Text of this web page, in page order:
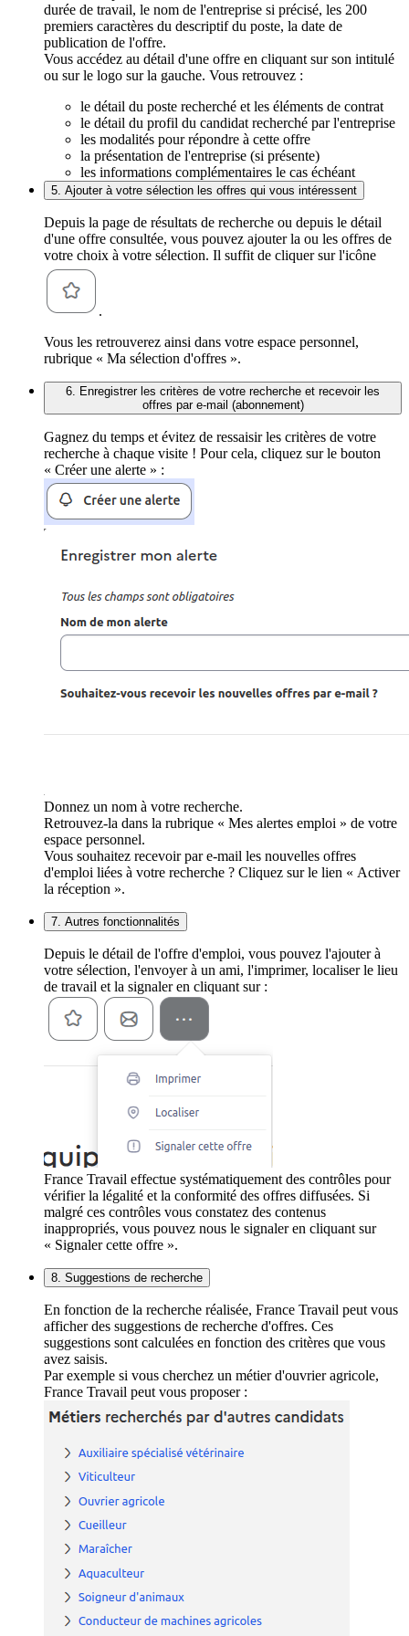
durée de travail, le nom de l'entreprise si précisé, les 200
premiers caractères du descriptif du poste, la date de
publication de l'offre.
Vous accédez au détail d'une offre en cliquant sur son intitulé
ou sur le logo sur la gauche. Vous retrouvez :
le détail du poste recherché et les éléments de contrat
le détail du profil du candidat recherché par l'entreprise
les modalités pour répondre à cette offre
la présentation de l'entreprise (si présente)
les informations complémentaires le cas échéant
5. Ajouter à votre sélection les offres qui vous intéressent
Depuis la page de résultats de recherche ou depuis le détail
d'une offre consultée, vous pouvez ajouter la ou les offres de
votre choix à votre sélection. Il suffit de cliquer sur l'icône
.
Vous les retrouverez ainsi dans votre espace personnel,
rubrique « Ma sélection d'offres ».
6. Enregistrer les critères de votre recherche et recevoir les
offres par e-mail (abonnement)
Gagnez du temps et évitez de ressaisir les critères de votre
recherche à chaque visite ! Pour cela, cliquez sur le bouton
« Créer une alerte » :
Donnez un nom à votre recherche.
Retrouvez-la dans la rubrique « Mes alertes emploi » de votre
espace personnel.
Vous souhaitez recevoir par e-mail les nouvelles offres
d'emploi liées à votre recherche ? Cliquez sur le lien « Activer
la réception ».
7. Autres fonctionnalités
Depuis le détail de l'offre d'emploi, vous pouvez l'ajouter à
votre sélection, l'envoyer à un ami, l'imprimer, localiser le lieu
de travail et la signaler en cliquant sur :
France Travail effectue systématiquement des contrôles pour
vérifier la légalité et la conformité des offres diffusées. Si
malgré ces contrôles vous constatez des contenus
inappropriés, vous pouvez nous le signaler en cliquant sur
« Signaler cette offre ».
8. Suggestions de recherche
En fonction de la recherche réalisée, France Travail peut vous
afficher des suggestions de recherche d'offres. Ces
suggestions sont calculées en fonction des critères que vous
avez saisis.
Par exemple si vous cherchez un métier d'ouvrier agricole,
France Travail peut vous proposer :